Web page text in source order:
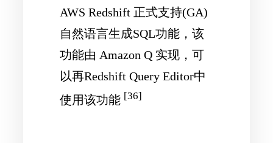
AWS Redshift 正式支持(GA)
自然语言生成SQL功能，该
功能由 Amazon Q 实现，可
以再Redshift Query Editor中
使用该功能 [36]